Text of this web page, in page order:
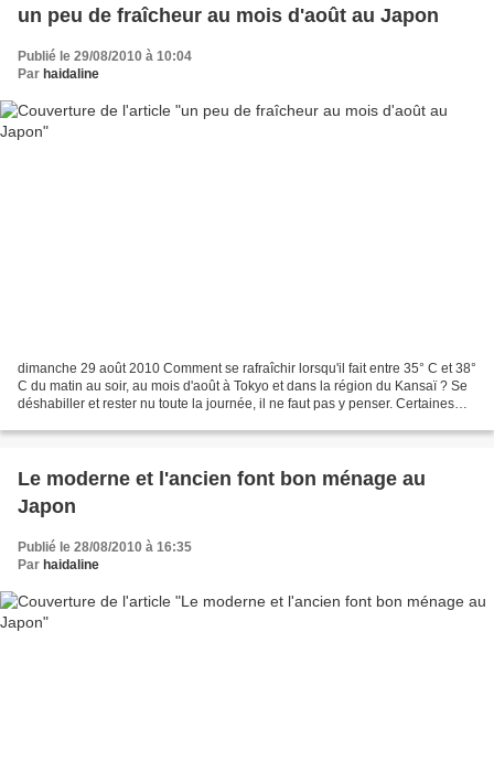
un peu de fraîcheur au mois d'août au Japon
Publié le 29/08/2010 à 10:04
Par haidaline
dimanche 29 août 2010 Comment se rafraîchir lorsqu'il fait entre 35° C et 38°
C du matin au soir, au mois d'août à Tokyo et dans la région du Kansaï ? Se
déshabiller et rester nu toute la journée, il ne faut pas y penser. Certaines
Le moderne et l'ancien font bon ménage au
Japon
Publié le 28/08/2010 à 16:35
Par haidaline